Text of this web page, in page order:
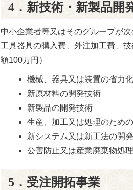
4．新技術・新製品開
中小企業者等又はそのグループが
工具器具の購入費、外注加工費、
額100万円）
機械、器具又は装置の省力
新原材料の開発技術
新製品の開発技術
生産、加工又は処理のため
新システム又は新工法の開
公害防止又は産業廃棄物処
5．受注開拓事業